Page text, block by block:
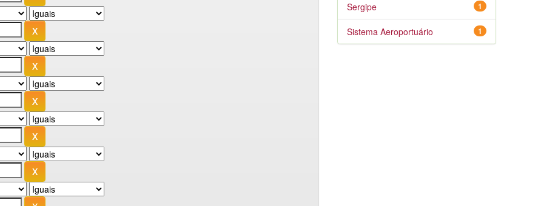
1
Sergipe
1
Sistema Aeroportuário